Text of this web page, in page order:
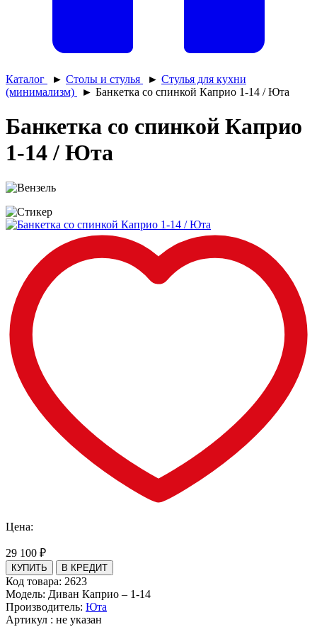
Каталог ► Столы и стулья ► Стулья для кухни
(минимализм)
► Банкетка со спинкой Каприо 1-14 / Юта
Банкетка со спинкой Каприо
1-14 / Юта
Цена:
29 100 ₽
Код товара: 2623
Модель: Диван Каприо – 1-14
Производитель: Юта
Артикул : не указан